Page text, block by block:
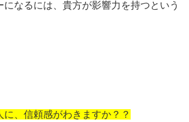
になるには、貴方が影響力を持つという
に、信頼感がわきますか？？